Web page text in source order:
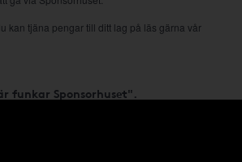
kan tjäna pengar till ditt lag på läs gärna vår
funkar Sponsorhuset".